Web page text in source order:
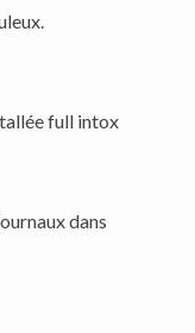
full intox
dans